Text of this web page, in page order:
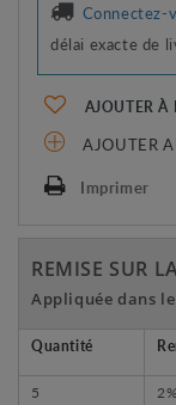
Connectez-
délai exacte de
AJOUTER À
AJOUTER
Imprimer
REMISE SUR
Appliquée dans
Quantité
5 2%